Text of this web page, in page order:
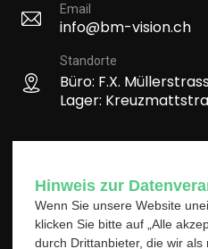
Hinweis zur
Wenn Sie unsere Website
klicken Sie bitte auf „Alle
durch Drittanbieter, die wir
Email
info@bm-vision.ch
Standorte
Büro: F.X.
Lager:
Wichtige Links
Impressum
Datenschutz